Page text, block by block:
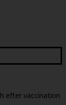
efter vaccination